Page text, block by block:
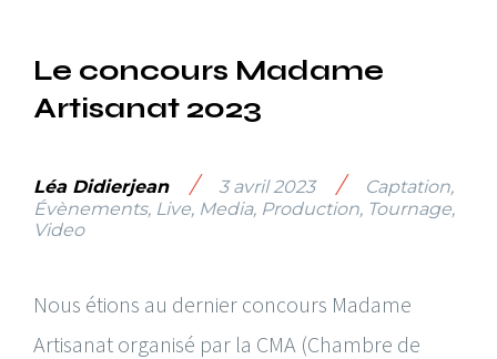
Le concours Madame
Artisanat 2023
Léa Didierjean / 3 avril 2023 / Captation,
Évènements, Live, Media, Production, Tournage,
Video
Nous étions au dernier concours Madame
Artisanat organisé par la CMA (Chambre de